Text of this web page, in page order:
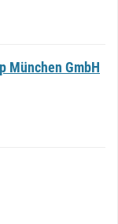
München GmbH